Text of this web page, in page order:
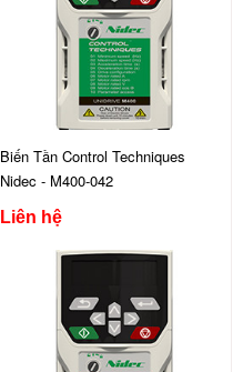
Biến Tần Control Techniques
Nidec - M400-042
Liên hệ